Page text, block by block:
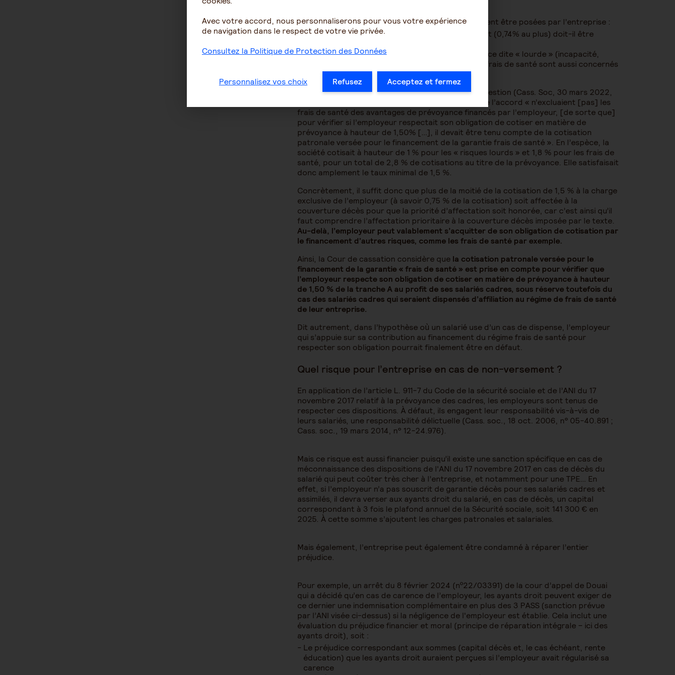
Pour la ventilation du reliquat, deux questions doivent être posées par l’entreprise :
À quelles garanties le taux de contribution restant (0,74% au plus) doit-il être
S’agit-il exclusivement des garanties de prévoyance dite « lourde » (incapacité,
invalidité et décès) ou est-ce que les régimes de frais de santé sont aussi concernés
La Cour de cassation s’est prononcée sur cette question (Cass. Soc, 30 mars 2022,
nº20-15.022). Elle a constaté que les signataires de l’accord « n’excluaient [pas] les
frais de santé des avantages de prévoyance financés par l’employeur, [de sorte que]
pour vérifier si l’employeur respectait son obligation de cotiser en matière de
prévoyance à hauteur de 1,50% […], il devait être tenu compte de la cotisation
patronale versée pour le financement de la garantie frais de santé ». En l’espèce, la
société cotisait à hauteur de 1 % pour les « risques lourds » et 1,8 % pour les frais de
santé, pour un total de 2,8 % de cotisations au titre de la prévoyance. Elle satisfaisait
donc amplement le taux minimal de 1,5 %.
Concrètement, il suffit donc que plus de la moitié de la cotisation de 1,5 % à la charge
exclusive de l’employeur (à savoir 0,75 % de la cotisation) soit affectée à la
couverture décès pour que la priorité d’affectation soit honorée, car c’est ainsi qu’il
faut comprendre l’affectation prioritaire à la couverture décès imposée par le texte.
Au-delà, l’employeur peut valablement s’acquitter de son obligation de cotisation par
le financement d’autres risques, comme les frais de santé par exemple.
Ainsi, la Cour de cassation considère que la cotisation patronale versée pour le
financement de la garantie « frais de santé » est prise en compte pour vérifier que
l’employeur respecte son obligation de cotiser en matière de prévoyance à hauteur
de 1,50 % de la tranche A au profit de ses salariés cadres, sous réserve toutefois du
cas des salariés cadres qui seraient dispensés d’affiliation au régime de frais de santé
de leur entreprise.
Dit autrement, dans l’hypothèse où un salarié use d’un cas de dispense, l’employeur
qui s’appuie sur sa contribution au financement du régime frais de santé pour
respecter son obligation pourrait finalement être en défaut.
Quel risque pour l’entreprise en cas de non-versement ?
En application de l’article L. 911-7 du Code de la sécurité sociale et de l’ANI du 17
novembre 2017 relatif à la prévoyance des cadres, les employeurs sont tenus de
respecter ces dispositions. À défaut, ils engagent leur responsabilité vis-à-vis de
leurs salariés, une responsabilité délictuelle (Cass. soc., 18 oct. 2006, n° 05-40.891 ;
Cass. soc., 19 mars 2014, n° 12-24.976).
Mais ce risque est aussi financier puisqu’il existe une sanction spécifique en cas de
méconnaissance des dispositions de l'ANI du 17 novembre 2017 en cas de décès du
salarié qui peut coûter très cher à l’entreprise, et notamment pour une TPE… En
effet, si l’employeur n’a pas souscrit de garantie décès pour ses salariés cadres et
assimilés, il devra verser aux ayants droit du salarié, en cas de décès, un capital
correspondant à 3 fois le plafond annuel de la Sécurité sociale, soit 141 300 € en
2025. À cette somme s’ajoutent les charges patronales et salariales.
Mais également, l’entreprise peut également être condamné à réparer l’entier
préjudice.
Pour exemple, un arrêt du 8 février 2024 (nº22/03391) de la cour d’appel de Douai
qui a décidé qu’en cas de carence de l’employeur, les ayants droit peuvent exiger de
ce dernier une indemnisation complémentaire en plus des 3 PASS (sanction prévue
par l’ANI visée ci-dessus) si la négligence de l'employeur est établie. Cela inclut une
évaluation du préjudice financier et moral (principe de réparation intégrale – ici des
ayants droit), soit :
Le préjudice correspondant aux sommes (capital décès et, le cas échéant, rente
éducation) que les ayants droit auraient perçues si l’employeur avait régularisé sa
carence
Avec votre accord, nous personnaliserons pour vous votre expérience
de navigation dans le respect de votre vie privée.
Consultez la Politique de Protection des Données
Personnalisez vos choix Refusez Acceptez et fermez